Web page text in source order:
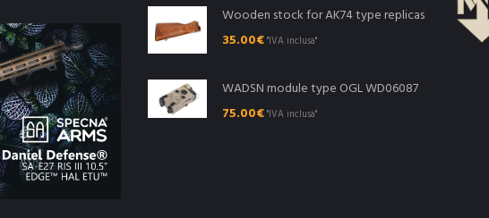
Wooden stock for AK74 type replicas
35.00€"IVA inclusa"
WADSN module type OGL WD06087
75.00€"IVA inclusa"